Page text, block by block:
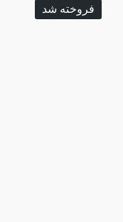
فروخته شد